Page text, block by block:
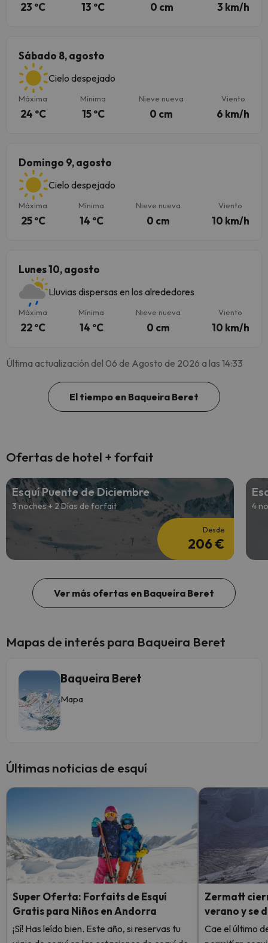
23 ºC 13 ºC 0 cm 3 km/h
Sábado 8, agosto
Cielo despejado
Máxima
24 ºC
Mínima
15 ºC
Nieve nueva
0 cm
Viento
6 km/h
Domingo 9, agosto
Cielo despejado
Máxima
25 ºC
Mínima
14 ºC
Nieve nueva
0 cm
Viento
10 km/h
Lunes 10, agosto
Lluvias dispersas en los alrededores
Máxima
22 ºC
Mínima
14 ºC
Nieve nueva
0 cm
Viento
10 km/h
Última actualización del 06 de Agosto de 2026 a las 14:33
El tiempo en Baqueira Beret
Ofertas de hotel + forfait
Esquí Puente de Diciembre
3 noches + 2 Días de forfait
Desde
206 €
4
Ver más ofertas en Baqueira Beret
Mapas de interés para Baqueira Beret
Baqueira Beret
Mapa
Últimas noticias de esquí
Super Oferta: Forfaits de Esquí
Gratis para Niños en Andorra
¡Sí! Has leído bien. Este año, si reservas tu
Zermatt
verano y se
Cae el último